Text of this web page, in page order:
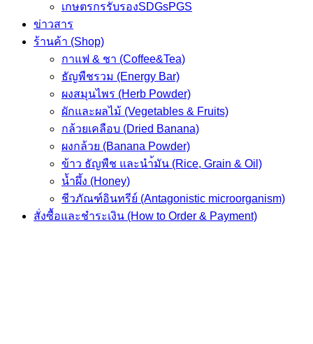
เกษตรกรรับรองSDGsPGS
ข่าวสาร
ร้านค้า (Shop)
กาแฟ & ชา (Coffee&Tea)
ธัญพืชรวม (Energy Bar)
ผงสมุนไพร (Herb Powder)
ผักและผลไม้ (Vegetables & Fruits)
กล้วยเคลือบ (Dried Banana)
ผงกล้วย (Banana Powder)
ข้าว ธัญพืช และนำ้มัน (Rice, Grain & Oil)
น้ำผึ้ง (Honey)
ชีวภัณฑ์อินทรีย์ (Antagonistic microorganism)
สั่งซื้อและชำระเงิน (How to Order & Payment)